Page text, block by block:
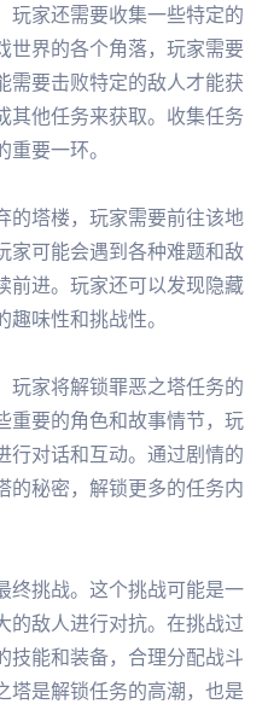
玩家还需要收集一些特定的
世界的各个角落，玩家需要
需要击败特定的敌人才能获
其他任务来获取。收集任务
要一环。
的塔楼，玩家需要前往该地
家可能会遇到各种难题和敌
前进。玩家还可以发现隐藏
味性和挑战性。
玩家将解锁罪恶之塔任务的
重要的角色和故事情节，玩
行对话和互动。通过剧情的
的秘密，解锁更多的任务内
终挑战。这个挑战可能是一
的敌人进行对抗。在挑战过
技能和装备，合理分配战斗
塔是解锁任务的高潮，也是